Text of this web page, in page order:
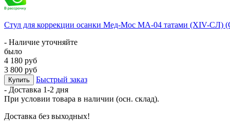
Стул для коррекции осанки Мед-Мос МА-04 татами (ХIV-СЛ)
- Наличие уточняйте
было
4 180 руб
3 800 руб
Купить
Быстрый заказ
- Доставка 1-2 дня
При условии товара в наличии (осн. склад).
Доставка без выходных!